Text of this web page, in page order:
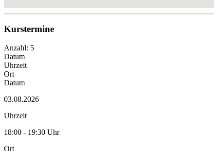
Kurstermine
Anzahl: 5
Datum
Uhrzeit
Ort
Datum
03.08.2026
Uhrzeit
18:00 - 19:30 Uhr
Ort